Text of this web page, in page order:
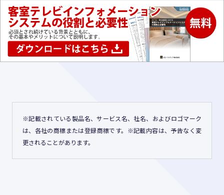
※記載されている製品名、サービス名、社名、およびロゴマーク
は、各社の商標または登録商標です。※記載内容は、予告なく変
更されることがあります。